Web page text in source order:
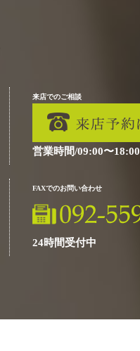
来店でのご相談
営業時間/09:00〜18:00
FAXでのお問い合わせ
24時間受付中